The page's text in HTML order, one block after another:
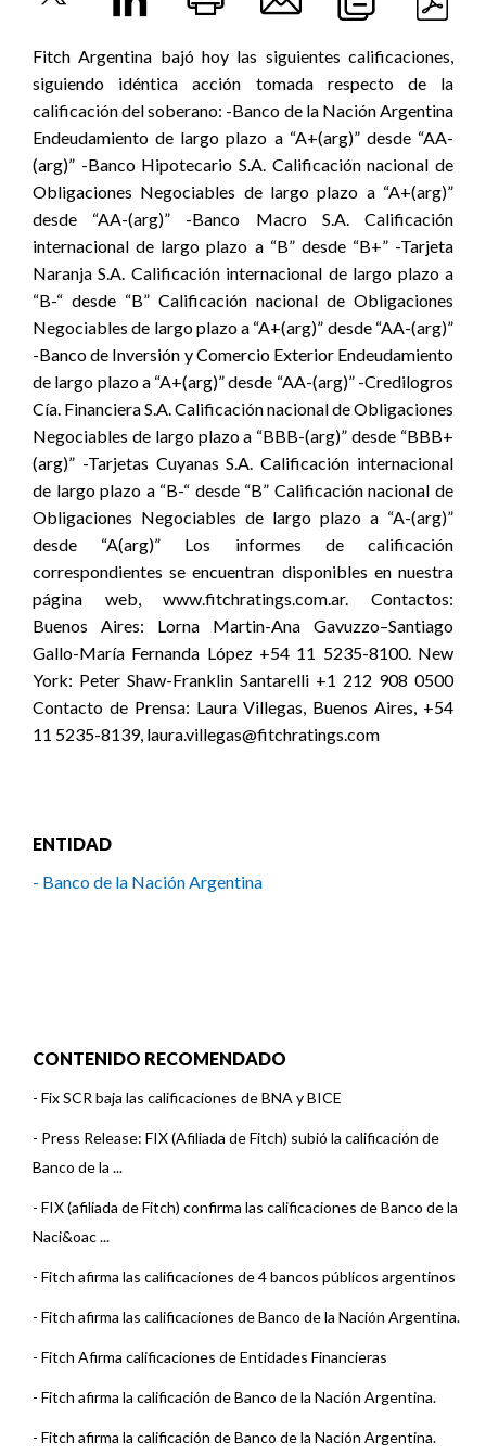
Fitch Argentina bajó hoy las siguientes calificaciones,
siguiendo idéntica acción tomada respecto de la
calificación del soberano: -Banco de la Nación Argentina
Endeudamiento de largo plazo a “A+(arg)” desde “AA-
(arg)” -Banco Hipotecario S.A. Calificación nacional de
Obligaciones Negociables de largo plazo a “A+(arg)”
desde “AA-(arg)” -Banco Macro S.A. Calificación
internacional de largo plazo a “B” desde “B+” -Tarjeta
Naranja S.A. Calificación internacional de largo plazo a
“B-“ desde “B” Calificación nacional de Obligaciones
Negociables de largo plazo a “A+(arg)” desde “AA-(arg)”
-Banco de Inversión y Comercio Exterior Endeudamiento
de largo plazo a “A+(arg)” desde “AA-(arg)” -Credilogros
Cía. Financiera S.A. Calificación nacional de Obligaciones
Negociables de largo plazo a “BBB-(arg)” desde “BBB+
(arg)” -Tarjetas Cuyanas S.A. Calificación internacional
de largo plazo a “B-“ desde “B” Calificación nacional de
Obligaciones Negociables de largo plazo a “A-(arg)”
desde “A(arg)” Los informes de calificación
correspondientes se encuentran disponibles en nuestra
página web, www.fitchratings.com.ar. Contactos:
Buenos Aires: Lorna Martin-Ana Gavuzzo–Santiago
Gallo-María Fernanda López +54 11 5235-8100. New
York: Peter Shaw-Franklin Santarelli +1 212 908 0500
Contacto de Prensa: Laura Villegas, Buenos Aires, +54
11 5235-8139, laura.villegas@fitchratings.com
ENTIDAD
- Banco de la Nación Argentina
CONTENIDO RECOMENDADO
- Fix SCR baja las calificaciones de BNA y BICE
- Press Release: FIX (Afiliada de Fitch) subió la calificación de
Banco de la ...
- FIX (afiliada de Fitch) confirma las calificaciones de Banco de la
Naci&oac ...
- Fitch afirma las calificaciones de 4 bancos públicos argentinos
- Fitch afirma las calificaciones de Banco de la Nación Argentina.
- Fitch Afirma calificaciones de Entidades Financieras
- Fitch afirma la calificación de Banco de la Nación Argentina.
- Fitch afirma la calificación de Banco de la Nación Argentina.